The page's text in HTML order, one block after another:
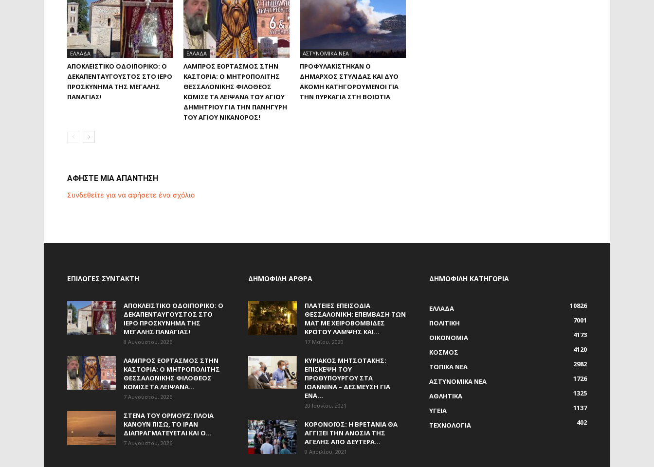
ΕΛΛΑΔΑ
ΑΠΟΚΛΕΙΣΤΙΚΟ ΟΔΟΙΠΟΡΙΚΟ: Ο
ΔΕΚΑΠΕΝΤΑΎΓΟΥΣΤΟΣ ΣΤΟ ΙΕΡΌ
ΠΡΟΣΚΎΝΗΜΑ ΤΗΣ ΜΕΓΆΛΗΣ
ΠΑΝΑΓΊΑΣ!
ΕΛΛΑΔΑ
ΛΑΜΠΡΌΣ ΕΟΡΤΑΣΜΌΣ ΣΤΗΝ
ΚΑΣΤΟΡΙΆ: Ο ΜΗΤΡΟΠΟΛΊΤΗΣ
ΘΕΣΣΑΛΟΝΊΚΗΣ ΦΙΛΌΘΕΟΣ
ΚΌΜΙΣΕ ΤΑ ΛΕΊΨΑΝΑ ΤΟΥ ΑΓΊΟΥ
ΔΗΜΗΤΡΊΟΥ ΓΙΑ ΤΗΝ ΠΑΝΉΓΥΡΗ
ΤΟΥ ΑΓΊΟΥ ΝΙΚΆΝΟΡΟΣ!
ΑΣΤΥΝΟΜΙΚΑ ΝΕΑ
ΠΡΟΦΥΛΑΚΊΣΤΗΚΑΝ Ο
ΔΉΜΑΡΧΟΣ ΣΤΥΛΊΔΑΣ ΚΑΙ ΔΎΟ
ΑΚΌΜΗ ΚΑΤΗΓΟΡΟΎΜΕΝΟΙ ΓΙΑ
ΤΗΝ ΠΥΡΚΑΓΙΆ ΣΤΗ ΒΟΙΩΤΊΑ
ΑΦΗΣΤΕ ΜΙΑ ΑΠΑΝΤΗΣΗ
Συνδεθείτε για να αφήσετε ένα σχόλιο
ΕΠΙΛΟΓΈΣ ΣΥΝΤΆΚΤΗ
ΑΠΟΚΛΕΙΣΤΙΚΟ ΟΔΟΙΠΟΡΙΚΟ: Ο
ΔΕΚΑΠΕΝΤΑΎΓΟΥΣΤΟΣ ΣΤΟ
ΙΕΡΌ ΠΡΟΣΚΎΝΗΜΑ ΤΗΣ
ΜΕΓΆΛΗΣ ΠΑΝΑΓΊΑΣ!
8 Αυγούστου, 2026
ΛΑΜΠΡΌΣ ΕΟΡΤΑΣΜΌΣ ΣΤΗΝ
ΚΑΣΤΟΡΙΆ: Ο ΜΗΤΡΟΠΟΛΊΤΗΣ
ΘΕΣΣΑΛΟΝΊΚΗΣ ΦΙΛΌΘΕΟΣ
ΚΌΜΙΣΕ ΤΑ ΛΕΊΨΑΝΑ...
7 Αυγούστου, 2026
ΣΤΕΝΆ ΤΟΥ ΟΡΜΟΎΖ: ΠΛΟΊΑ
ΚΆΝΟΥΝ ΠΊΣΩ, ΤΟ ΙΡΆΝ
ΔΙΑΠΡΑΓΜΑΤΕΎΕΤΑΙ ΚΑΙ Ο...
7 Αυγούστου, 2026
ΔΗΜΟΦΙΛΗ ΑΡΘΡΑ
ΠΛΑΤΕΊΕΣ ΕΠΕΙΣΌΔΙΑ
ΘΕΣΣΑΛΟΝΊΚΗ: ΕΠΈΜΒΑΣΗ ΤΩΝ
ΜΑΤ ΜΕ ΧΕΙΡΟΒΟΜΒΊΔΕΣ
ΚΡΌΤΟΥ ΛΆΜΨΗΣ ΚΑΙ...
17 Μαΐου, 2020
ΚΥΡΙΆΚΟΣ ΜΗΤΣΟΤΆΚΗΣ:
ΕΠΊΣΚΕΨΗ ΤΟΥ
ΠΡΩΘΥΠΟΥΡΓΟΎ ΣΤΑ
ΙΩΆΝΝΙΝΑ – ΔΈΣΜΕΥΣΗ ΓΙΑ
ΈΝΑ...
20 Ιουνίου, 2021
ΚΟΡΟΝΟΪΌΣ: Η ΒΡΕΤΑΝΊΑ ΘΑ
ΑΓΓΊΞΕΙ ΤΗΝ ΑΝΟΣΊΑ ΤΗΣ
ΑΓΈΛΗΣ ΑΠΌ ΔΕΥΤΈΡΑ...
9 Απριλίου, 2021
ΔΗΜΟΦΙΛΗ ΚΑΤΗΓΟΡΙΑ
ΕΛΛΑΔΑ
10826
ΠΟΛΙΤΙΚΗ
7001
ΟΙΚΟΝΟΜΙΑ
4173
ΚΟΣΜΟΣ
4120
ΤΟΠΙΚΑ ΝΕΑ
2982
ΑΣΤΥΝΟΜΙΚΑ ΝΕΑ
1726
ΑΘΛΗΤΙΚΑ
1325
ΥΓΕΙΑ
1137
ΤΕΧΝΟΛΟΓΙΑ
402